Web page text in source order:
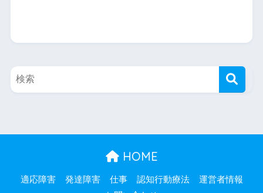
HOME
適応障害 発達障害 仕事 認知行動療法
運営者情報